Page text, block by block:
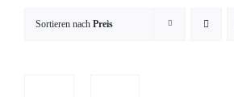
Sortieren nach Preis